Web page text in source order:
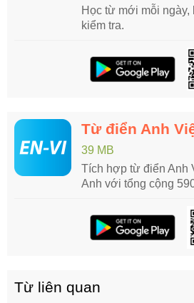
Học từ mới mỗi ngày,
kiểm tra.
Từ điển Anh
39 MB
Tích hợp từ điển Anh
Anh với tổng cộng
Từ liên quan